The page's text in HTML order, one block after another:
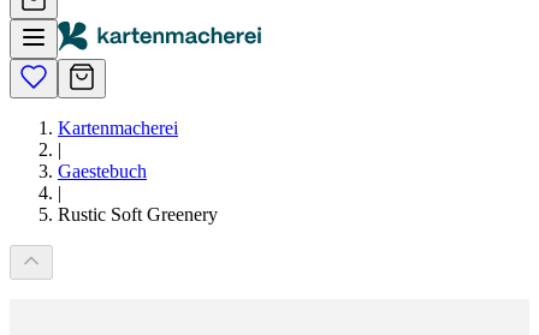
Kartenmacherei
|
Gaestebuch
|
Rustic Soft Greenery